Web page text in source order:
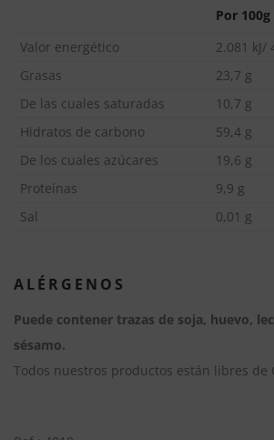
Por
Valor energético
2.081 kJ/
Grasas
23,7 g
De las cuales saturadas
10,7 g
Hidratos de carbono
59,4 g
De los cuales azúcares
19,6 g
Proteínas
9,9 g
Sal
0,01 g
ALÉRGENOS
Puede contener trazas de soja, huevo,
sésamo.
Todos nuestros productos están libres de